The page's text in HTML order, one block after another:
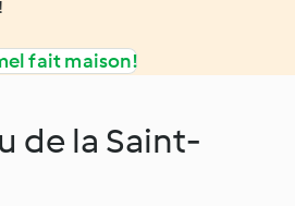
fait maison!
de la Saint-